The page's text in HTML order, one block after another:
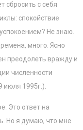
сбросить с себя
спокойствие
Не знаю.
много. Ясно
преодолеть вражду и
численности
июля 1995г.).
Это ответ на
Но я думаю, что мне